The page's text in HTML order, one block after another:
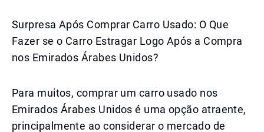
Surpresa Após Comprar Carro Usado: O Que
Fazer se o Carro Estragar Logo Após a Compra
nos Emirados Árabes Unidos?
Para muitos, comprar um carro usado nos
Emirados Árabes Unidos é uma opção atraente,
principalmente ao considerar o mercado de